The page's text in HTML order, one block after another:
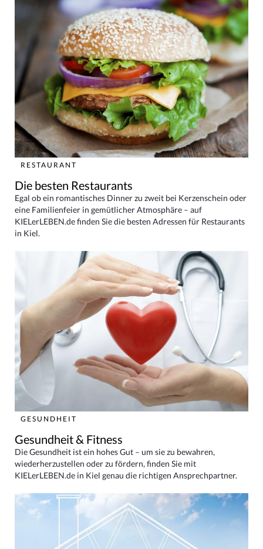
RESTAURANT
Die besten Restaurants
Egal ob ein romantisches Dinner zu zweit bei Kerzenschein oder
eine Familienfeier in gemütlicher Atmosphäre – auf
KIELerLEBEN.de finden Sie die besten Adressen für Restaurants
in Kiel.
GESUNDHEIT
Gesundheit & Fitness
Die Gesundheit ist ein hohes Gut – um sie zu bewahren,
wiederherzustellen oder zu fördern, finden Sie mit
KIELerLEBEN.de in Kiel genau die richtigen Ansprechpartner.